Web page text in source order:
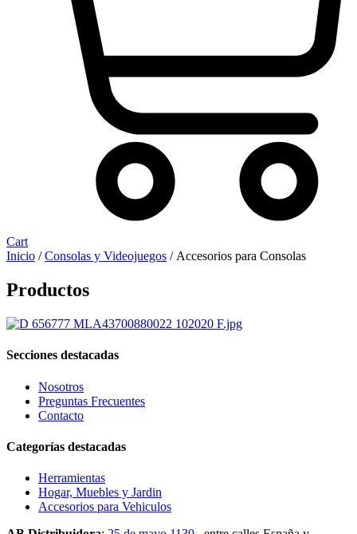
Cart
Inicio /Consolas y Videojuegos / Accesorios para Consolas
Productos
Secciones destacadas
Nosotros
Preguntas Frecuentes
Contacto
Categorías destacadas
Herramientas
Hogar, Muebles y Jardin
Accesorios para Vehiculos